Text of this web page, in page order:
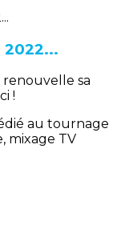
renouvelle sa
!
au tournage
mixage TV